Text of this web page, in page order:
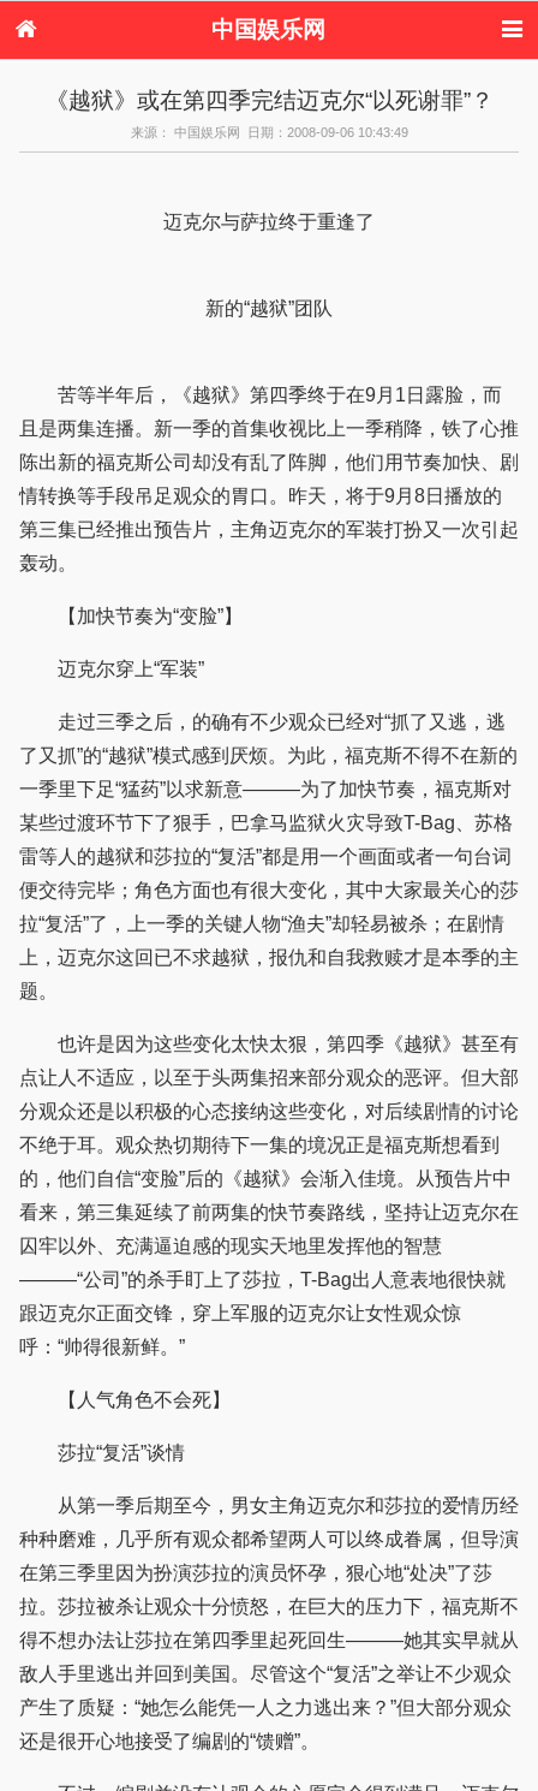
中国娱乐网
港台娱乐
日本娱乐 韩国娱乐
欧美娱乐
音乐新闻 影视新闻
内地明星八卦
《越狱》或在第四季完结迈克尔“以死谢罪”？
来源： 中国娱乐网 日期：2008-09-06 10:43:49
迈克尔与萨拉终于重逢了
新的“越狱”团队
苦等半年后，《越狱》第四季终于在9月1日露脸，而
且是两集连播。新一季的首集收视比上一季稍降，铁了心推
陈出新的福克斯公司却没有乱了阵脚，他们用节奏加快、剧
情转换等手段吊足观众的胃口。昨天，将于9月8日播放的
第三集已经推出预告片，主角迈克尔的军装打扮又一次引起
轰动。
【加快节奏为“变脸”】
迈克尔穿上“军装”
走过三季之后，的确有不少观众已经对“抓了又逃，逃
了又抓”的“越狱”模式感到厌烦。为此，福克斯不得不在新的
一季里下足“猛药”以求新意———为了加快节奏，福克斯对
某些过渡环节下了狠手，巴拿马监狱火灾导致T-Bag、苏格
雷等人的越狱和莎拉的“复活”都是用一个画面或者一句台词
便交待完毕；角色方面也有很大变化，其中大家最关心的莎
拉“复活”了，上一季的关键人物“渔夫”却轻易被杀；在剧情
上，迈克尔这回已不求越狱，报仇和自我救赎才是本季的主
题。
也许是因为这些变化太快太狠，第四季《越狱》甚至有
点让人不适应，以至于头两集招来部分观众的恶评。但大部
分观众还是以积极的心态接纳这些变化，对后续剧情的讨论
不绝于耳。观众热切期待下一集的境况正是福克斯想看到
的，他们自信“变脸”后的《越狱》会渐入佳境。从预告片中
看来，第三集延续了前两集的快节奏路线，坚持让迈克尔在
囚牢以外、充满逼迫感的现实天地里发挥他的智慧
———“公司”的杀手盯上了莎拉，T-Bag出人意表地很快就
跟迈克尔正面交锋，穿上军服的迈克尔让女性观众惊
呼：“帅得很新鲜。”
【人气角色不会死】
莎拉“复活”谈情
从第一季后期至今，男女主角迈克尔和莎拉的爱情历经
种种磨难，几乎所有观众都希望两人可以终成眷属，但导演
在第三季里因为扮演莎拉的演员怀孕，狠心地“处决”了莎
拉。莎拉被杀让观众十分愤怒，在巨大的压力下，福克斯不
得不想办法让莎拉在第四季里起死回生———她其实早就从
敌人手里逃出并回到美国。尽管这个“复活”之举让不少观众
产生了质疑：“她怎么能凭一人之力逃出来？”但大部分观众
还是很开心地接受了编剧的“馈赠”。